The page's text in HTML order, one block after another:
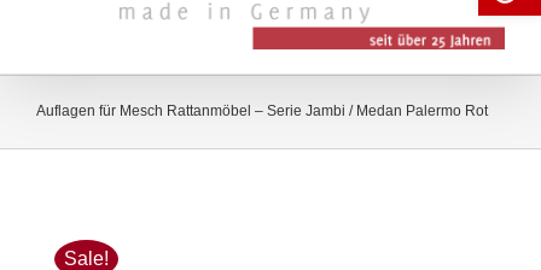
Auflagen für Mesch Rattanmöbel – Serie Jambi / Medan Palermo Rot
Sale!